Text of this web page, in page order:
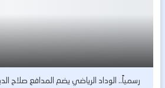
رسمياً.. الوداد الرياضي يضم المدافع صلاح